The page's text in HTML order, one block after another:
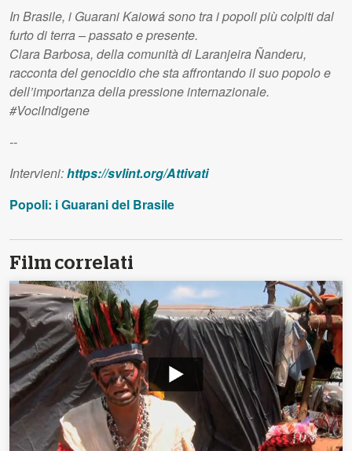
In Brasile, i Guarani Kaiowá sono tra i popoli più colpiti dal
furto di terra – passato e presente.
Clara Barbosa, della comunità di Laranjeira Ñanderu,
racconta del genocidio che sta affrontando il suo popolo e
dell’importanza della pressione internazionale.
#VociIndigene
--
Intervieni:https://svlint.org/Attivati
Popoli: i Guarani del Brasile
Film correlati